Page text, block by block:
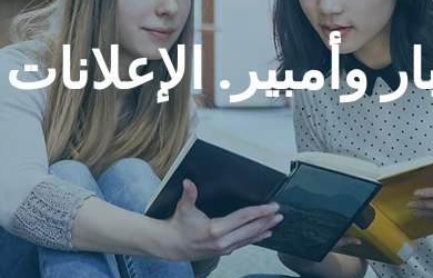
وأمبير. الإعلانات